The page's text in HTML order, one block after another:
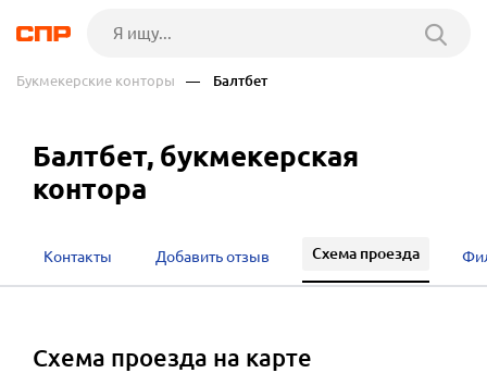
Букмекерские конторы — Балтбет
Балтбет, букмекерская
контора
cхема проезда на карте
Контакты Добавить отзыв Схема проезда